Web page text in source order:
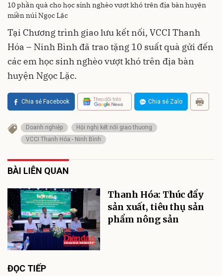
10 phần quà cho học sinh nghèo vượt khó trên địa bàn huyện
miền núi Ngọc Lặc
Tại Chương trình giao lưu kết nối, VCCI Thanh
Hóa – Ninh Bình đã trao tặng 10 suất quà gửi đến
các em học sinh nghèo vượt khó trên địa bàn
huyện Ngọc Lặc.
Chia sẻ Facebook Theo dõi trên Chia sẻ Zalo
Doanh nghiệp
Hội nghị kết nối giao thương
VCCI Thanh Hóa - Ninh Bình
BÀI LIÊN QUAN
Thanh Hóa: Thúc đẩy
sản xuất, tiêu thụ sản
phẩm nông sản
ĐỌC TIẾP